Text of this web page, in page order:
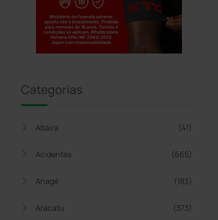
Categorias
Abaíra (41)
Acidentes (665)
Anagé (183)
Aracatu (373)